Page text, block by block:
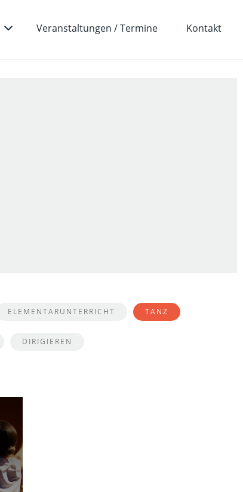
Veranstaltungen / Termine Kontakt
ELEMENTARUNTERRICHT TANZ
DIRIGIEREN